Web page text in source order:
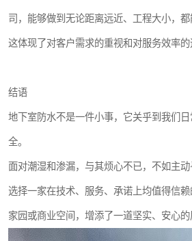
司，能够做到无论距离远近、工程大小，都
这体现了对客户需求的重视和对服务效率的
结语
地下室防水不是一件小事，它关乎到我们
全。
面对潮湿和渗漏，与其烦心不已，不如主动
选择一家在技术、服务、承诺上均值得信
家园或商业空间，增添了一道坚实、安心的